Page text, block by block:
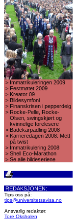
> Immatrikuleringen 2009
> Festmøtet 2009
> Kreator 09
> Bildesymfoni
> Finanskrisen i pepperdeig
> Rocke-Pelle, Rocke-
Olsen, swingskjørt og
kvinnelige forelesere
> Badekarpadling 2008
> Karrieredagen 2008: Mett
på twist
> Immatrikulering 2008
> Shell Eco-Marathon
> Se alle bildeseriene
REDAKSJONEN:
Tips oss på:
tips@universitetsavisa.no
Ansvarlig redaktør:
Tore Oksholen